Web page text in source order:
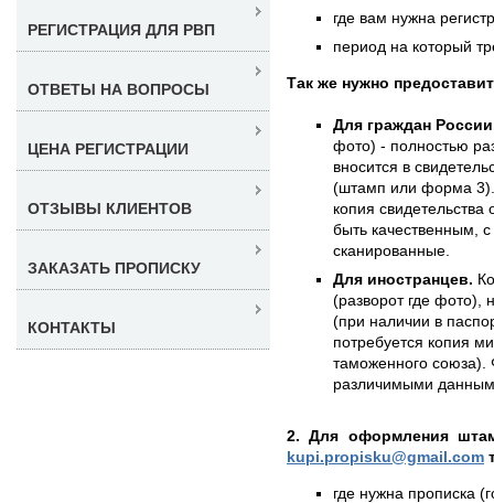
где вам нужна
период на который
Так же нужно
Для граждан
фото) - полностью
вносится в
(штамп или форма 3).
копия
быть качественным,
сканированные.
Для иностранцев.
(разворот где фото),
(при наличии в
потребуется копия
таможенного союза).
различимыми
2. Для оформления
kupi.propisku@gmail.com
где нужна прописка
РЕГИСТРАЦИЯ ДЛЯ РВП
ОТВЕТЫ НА ВОПРОСЫ
ЦЕНА РЕГИСТРАЦИИ
ОТЗЫВЫ КЛИЕНТОВ
ЗАКАЗАТЬ ПРОПИСКУ
КОНТАКТЫ